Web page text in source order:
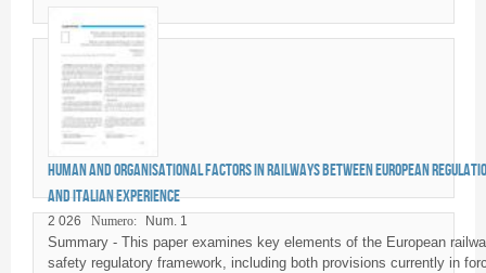
Human and organisational factors in railways between European
and Italian experience
2 026 Numero: Num. 1
Summary - This paper examines key elements of the European
safety regulatory framework, including both provisions currently in